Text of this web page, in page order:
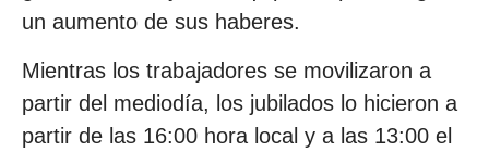
un aumento de sus haberes.
Mientras los trabajadores se movilizaron a
partir del mediodía, los jubilados lo hicieron a
partir de las 16:00 hora local y a las 13:00 el